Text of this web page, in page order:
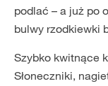
podlać – a już po
bulwy rzodkiewki
Szybko kwitnące
Słoneczniki,